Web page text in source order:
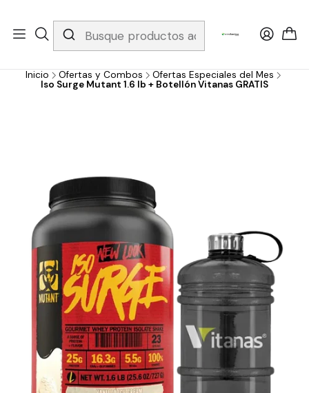
Whatsapp 3229079958/ Fijo 6019251796 / Envios a todo el país y
gratis apartir de 199.000!
Inicio Ofertas y Combos
Ofertas Especiales del Mes
Iso Surge Mutant 1.6 lb + Botellón Vitanas GRATIS